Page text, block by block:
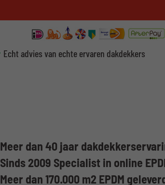
Echt advies van echte ervaren dakdekkers
Meer dan 40 jaar
Sinds 2009 Specialist in online
Meer dan 170.000 m2 EPDM